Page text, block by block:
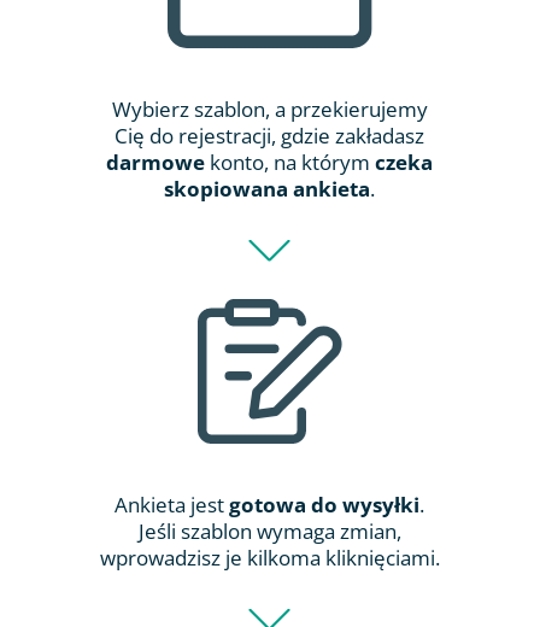
Wybierz szablon, a przekierujemy
Cię do rejestracji, gdzie zakładasz
darmowe konto, na którymczeka
skopiowana ankieta.
Ankieta jestgotowa do wysyłki.
Jeśli szablon wymaga zmian,
wprowadzisz je kilkoma kliknięciami.